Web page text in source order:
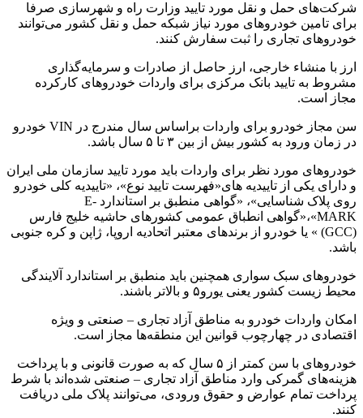
شرکت‌های حمل و نقل مورد تایید وزارت راه و شهرسازی صرفا
برای تامین خودروهای مورد نیاز شبکه حمل و نقل کشور می‌توانند
خودروهای تجاری را ثبت سفارش کنند.
ارز با منشاء خارجی، ارز حاصل از صادرات و سرمایه‌گذاری
مشروط به تایید بانک مرکزی برای واردات خودروهای کارکرده
مجاز است.
سن مجاز خودرو برای واردات براساس سال مندرج در VIN خودرو
در زمان ورود به کشور بیش از بین ۳ تا ۵ سال باشد.
خودروهای مورد نظر برای واردات باید مورد تایید سازمان ملی ایران
و دارای یکی از تاییدیه های«فهرست تایید نوع»، «تاییدیه کلی خودرو
روی پلاک شناسایی»، «گواهی منطبق بر استاندارد E-
MARK»،«گواهی انطباق عمومی کشورهای حاشیه خلیج فارس
(GCC) » یا خودرو از برندهای معتبر اتحادیه اروپا، ژاپن و کره جنوبی
باشد.
خودروهای سبک سواری همچنین باید منطبق بر استاندارد آلایندگی
محیط زیست کشور یعنی یورو۵ و بالاتر باشند.
امکان واردات خودرو به مناطق آزاد تجاری – صنعتی و ویژه
اقتصادی در چهارچوب قوانین این منطقه‌ها مجاز است.
خودروهای با سن کمتر از ۵ سال که به صورت قانونی و با پرداخت
هزینه‌های گمرکی وارد مناطق آزاد تجاری – صنعتی شده‌اند با شرط
پرداخت تمام عوارض و حقوق ورودی، می‌توانند پلاک ملی دریافت
کنند.